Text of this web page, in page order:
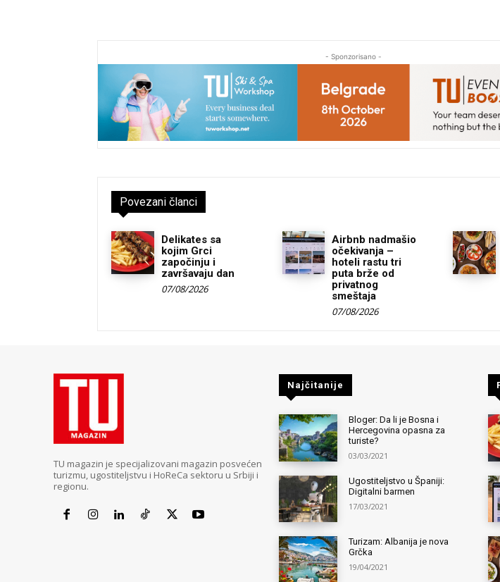
- Sponzorisano -
Povezani članci
Delikates sa
kojim Grci
započinju i
završavaju dan
07/08/2026
Airbnb nadmašio
očekivanja –
hoteli rastu tri
puta brže od
privatnog
smeštaja
07/08/2026
TU magazin je specijalizovani magazin posvećen
turizmu, ugostiteljstvu i HoReCa sektoru u Srbiji i
regionu.
Najčitanije
Bloger: Da li je Bosna i
Hercegovina opasna za
turiste?
03/03/2021
Ugostiteljstvo u Španiji:
Digitalni barmen
17/03/2021
Turizam: Albanija je nova
Grčka
19/04/2021